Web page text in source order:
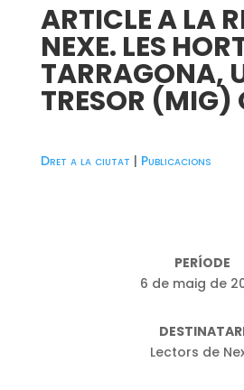
ARTICLE A LA
NEXE. LES
TARRAGONA,
TRESOR (MIG)
Dret a la ciutat | Publicacions
PERÍODE
6 de maig de
Lectors de